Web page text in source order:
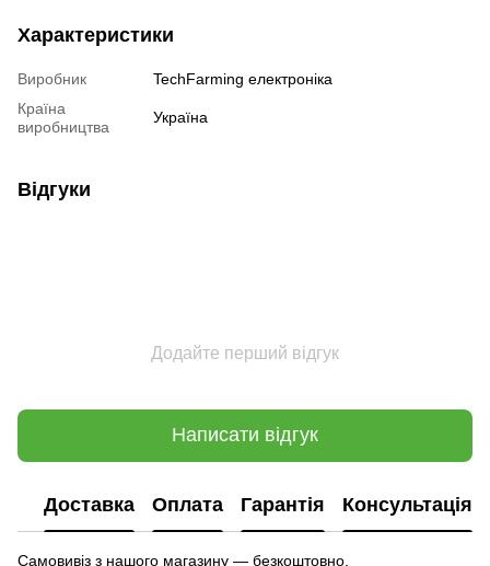
Характеристики
Виробник
TechFarming електроніка
Країна
виробництва
Україна
Відгуки
Додайте перший відгук
Написати відгук
Доставка Оплата Гарантія Консультація
Самовивіз з нашого магазину — безкоштовно.